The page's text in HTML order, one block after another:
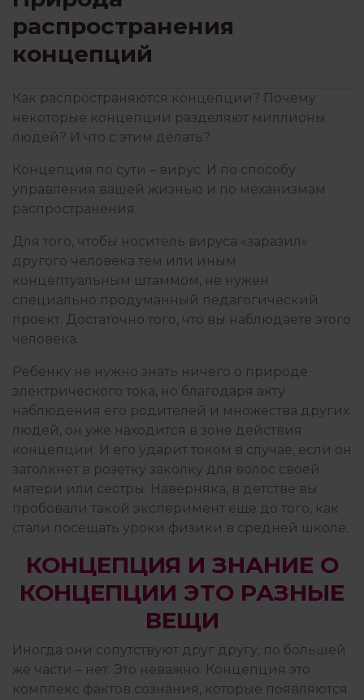
распространения
концепций
Как распространяются концепции? Почему
некоторые концепции разделяют миллионы
людей? И что с этим делать?
Концепция по сути – вирус. И по способу
управления вашей жизнью и по механизмам
распространения.
Для того, чтобы носитель вируса «заразил»
другого человека тем или иным
концептуальным штаммом, не нужен
специально продуманный педагогический
проект. Достаточно того, что вы наблюдаете этого
человека.
Ребенку не нужно знать ничего о природе
электрического тока, но благодаря акту
наблюдения его родителей и множества других
людей, он уже находится в зоне действия
концепции. И его ударит током в случае, если он
затолкнет в розетку заколку для волос своей
матери или сестры. Наверняка, в детстве вы
пробовали такой эксперимент еще до того, как
стали посещать уроки физики в средней школе.
КОНЦЕПЦИЯ И ЗНАНИЕ О
КОНЦЕПЦИИ ЭТО РАЗНЫЕ
ВЕЩИ
Иногда они сопутствуют друг другу, по большей
же части – нет. Это неважно. Концепция это
комплекс фактов сознания, которые появляются
КОНЦЕПЦИИ
КРИЗИСЫ И ТРАВМЫ
ПОИСК СЕБЯ
ПРАКТИКА ГЕШТАЛЬТ-ТЕРАПИИ
ПРИСУТСТВИЕ И ОСОЗНАВАНИЕ
ПСИХОТЕРАПИЯ ПЕРЕЖИВАНИЕМ
РАБОТА С ПСИХОЛОГОМ